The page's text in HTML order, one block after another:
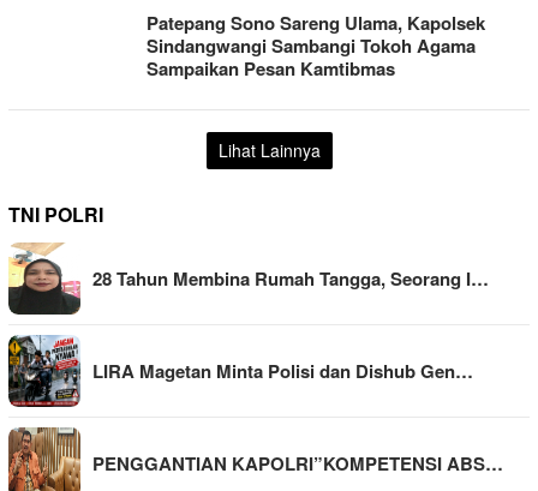
Patepang Sono Sareng Ulama, Kapolsek
Sindangwangi Sambangi Tokoh Agama
Sampaikan Pesan Kamtibmas
Lihat Lainnya
TNI POLRI
28 Tahun Membina Rumah Tangga, Seorang I…
LIRA Magetan Minta Polisi dan Dishub Gen…
PENGGANTIAN KAPOLRI”KOMPETENSI ABS…